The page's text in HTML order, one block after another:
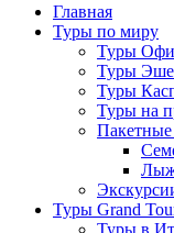
Главная
Туры по миру
Туры
Туры
Туры
Туры на
Туры Grand
Туры в